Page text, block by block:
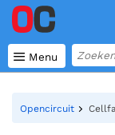
 Menu
Opencircuit